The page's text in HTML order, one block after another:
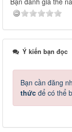
Ý kiến bạn đọc
Bạn cần đăng
thức để có thể